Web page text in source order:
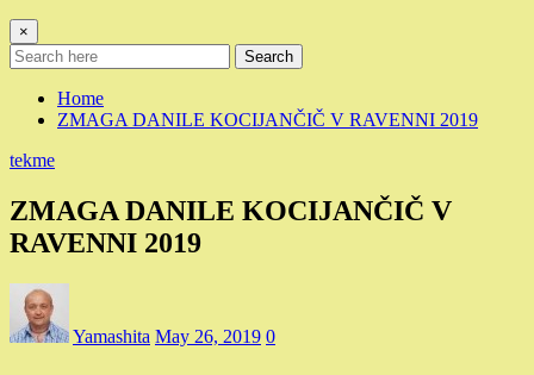
×
Search
Home
ZMAGA DANILE KOCIJANČIČ V RAVENNI 2019
tekme
ZMAGA DANILE KOCIJANČIČ V
RAVENNI 2019
Yamashita May 26, 2019 0